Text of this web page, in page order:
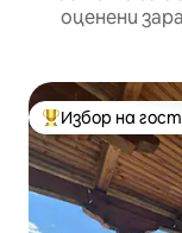
оценени
Най-популярен
Избор на